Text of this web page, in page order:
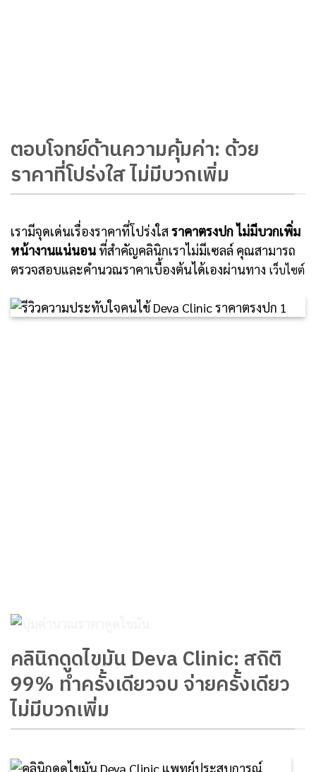
ตอบโจทย์ด้านความคุ้มค่า: ด้วย
ราคาที่โปร่งใส ไม่มีบวกเพิ่ม
เรามีจุดเด่นเรื่องราคาที่โปร่งใสราคาตรงปก ไม่มีบวกเพิ่ม
หน้างานแน่นอนที่สำคัญคลินิกเราไม่มีเซลล์ คุณสามารถ
ตรวจสอบและคำนวณราคาเบื้องต้นได้เองผ่านทาง เว็บไซต์
คลินิกดูดไขมัน Deva Clinic: สถิติ
99% ทำครั้งเดียวจบ จ่ายครั้งเดียว
ไม่มีบวกเพิ่ม